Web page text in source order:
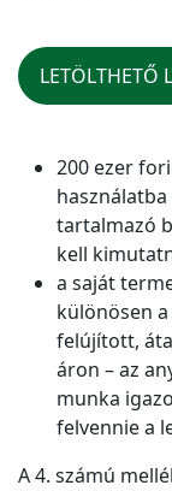
LETÖLTHETŐ
200 ezer
tartalmazó
kell
a saját
különösen
felújított,
áron – az
munka
felvennie a
A 4. számú